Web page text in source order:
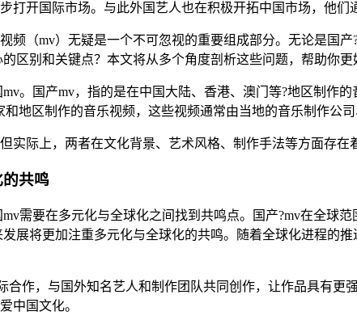
打开国际市场。与此外国艺人也在积极开拓中国市场，他
频（mv）无疑是一个不可忽视的重要组成部分。无论是国
区别和关键点？本文将从多个角度剖析这些问题，帮助你更
。国产mv，指的是在中国大陆、香港、澳门等?地区制作
地区制作的音乐视频，这些视频通常由当地的音乐制作公司
实际上，两者在文化背景、艺术风格、制作手法等方面存在
共鸣
需要在多元化与全球化之间找到共鸣点。国产?mv在全
展将更加注重多元化与全球化的共鸣。随着全球化进程的
合作，与国外知名艺人和制作团队共同创作，让作品具有
中国文化。